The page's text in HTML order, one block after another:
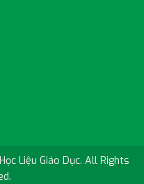
Liệu Giáo Dục. All Rights